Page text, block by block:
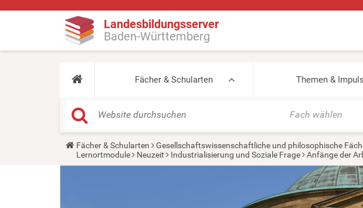
Landesbildungsserver
Baden-Württemberg
Fächer & Schularten Themen &
Fach wählen
Y
u
Fächer & Schularten Gesellschaftswissenschaftliche und philosophische
Lernortmodule
Neuzeit Industrialisierung und Soziale Frage Anfänge der